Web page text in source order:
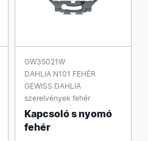
GW35021W
DAHLIA N101 FEHÉR
GEWISS DAHLIA
szerelvények fehér
Kapcsoló s nyomó
fehér